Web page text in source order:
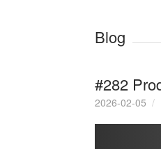
Blog
#282
2026-02-05